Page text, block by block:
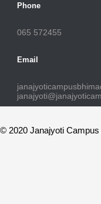
Phone
065 572455
Email
© 2020 Janajyoti